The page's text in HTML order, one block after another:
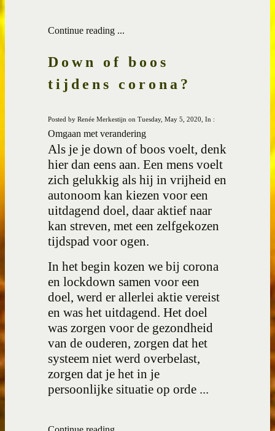
Continue reading ...
Down of boos
tijdens corona?
Posted by Renée Merkestijn on Tuesday, May 5, 2020, In :
Omgaan met verandering
Als je je down of boos voelt, denk
hier dan eens aan. Een mens voelt
zich gelukkig als hij in vrijheid en
autonoom kan kiezen voor een
uitdagend doel, daar aktief naar
kan streven, met een zelfgekozen
tijdspad voor ogen.
In het begin kozen we bij corona
en lockdown samen voor een
doel, werd er allerlei aktie vereist
en was het uitdagend. Het doel
was zorgen voor de gezondheid
van de ouderen, zorgen dat het
systeem niet werd overbelast,
zorgen dat je het in je
persoonlijke situatie op orde ...